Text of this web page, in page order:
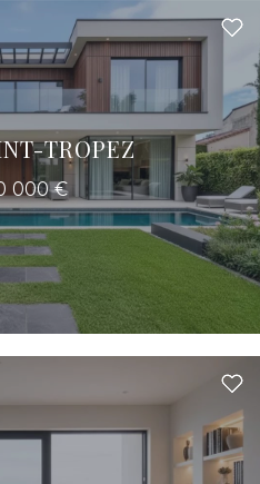
projet
TROPEZ
000 €